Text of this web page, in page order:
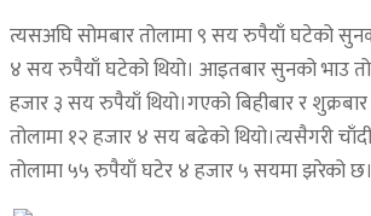
त्यसअघि सोमबार तोलामा ९ सय रुपैयाँ घटेको
४ सय रुपैयाँ घटेको थियो। आइतबार सुनको भाउ
हजार ३ सय रुपैयाँ थियो।गएको बिहीबार र
तोलामा १२ हजार ४ सय बढेको थियो।त्यसैगरी
तोलामा ५५ रुपैयाँ घटेर ४ हजार ५ सयमा झरेको छ।